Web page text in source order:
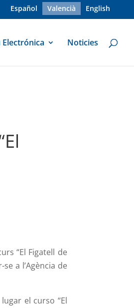
Español Valencià English
Electrónica Noticies
“El Figatell de
a l’Agència de
el curso “El